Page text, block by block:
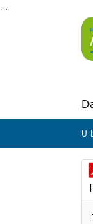
Ga naar de
Ga naar het
Ga naar het
U